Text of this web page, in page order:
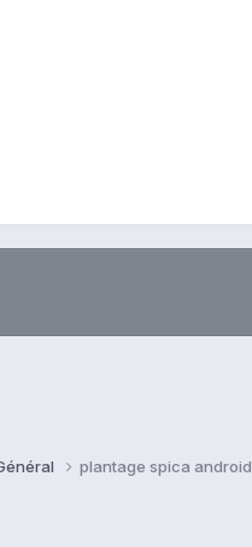
plantage spica android